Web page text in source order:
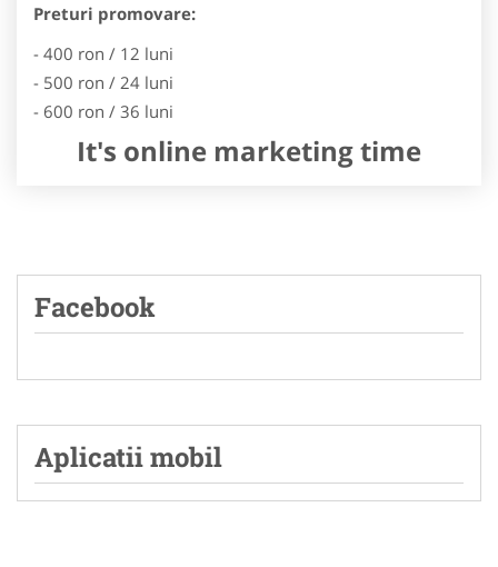
Preturi promovare:
- 400 ron / 12 luni
- 500 ron / 24 luni
- 600 ron / 36 luni
It's online marketing time
Facebook
Aplicatii mobil